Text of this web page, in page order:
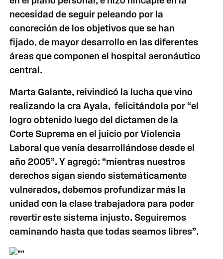
necesidad de seguir peleando por la
concreción de los objetivos que se han
fijado, de mayor desarrollo en las diferentes
áreas que componen el hospital aeronáutico
central.
Marta Galante, reivindicó la lucha que vino
realizando la cra Ayala, felicitándola por “el
logro obtenido luego del dictamen de la
Corte Suprema en el juicio por Violencia
Laboral que venía desarrollándose desde el
año 2005”. Y agregó: “mientras nuestros
derechos sigan siendo sistemáticamente
vulnerados, debemos profundizar más la
unidad con la clase trabajadora para poder
revertir este sistema injusto. Seguiremos
caminando hasta que todas seamos libres”.